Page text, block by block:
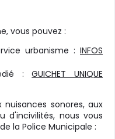
vous pouvez :
urbanisme : INFOS
:GUICHET UNIQUE
sonores, aux
d'incivilités, nous vous
la Police Municipale :